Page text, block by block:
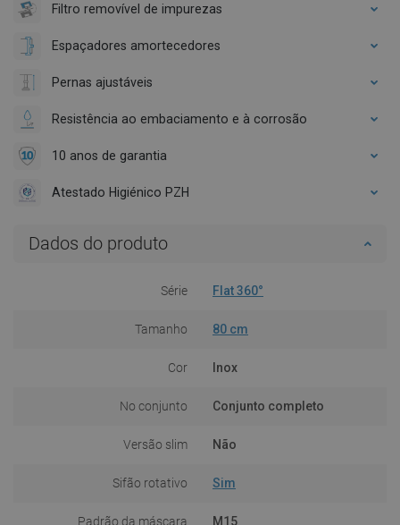
Filtro removível de impurezas
Espaçadores amortecedores
Pernas ajustáveis
Resistência ao embaciamento e à corrosão
10 anos de garantia
Atestado Higiénico PZH
Dados do produto
Série Flat 360°
Tamanho 80 cm
Cor Inox
No conjunto Conjunto completo
Versão slim Não
Sifão rotativo Sim
Padrão da máscara M15